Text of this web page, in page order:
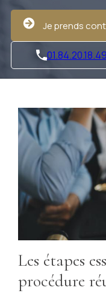
Je prends
01.84.20.18.49
Les étapes
procédure